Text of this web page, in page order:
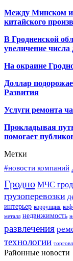
Между Минском и
китайского
В Гродненской
увеличение
На окраине
Доллар
Развития
Услуги ремонта
Прокладывая
помогает
Метки
#новости компаний
Гродно МЧС
грузоперевозки
интерьер коррупция
металл недвижимость
развлечения
технологии
Районные новости